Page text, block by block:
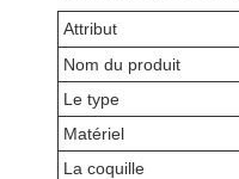
Attribut
Nom du produit
Le type
Matériel
La coquille